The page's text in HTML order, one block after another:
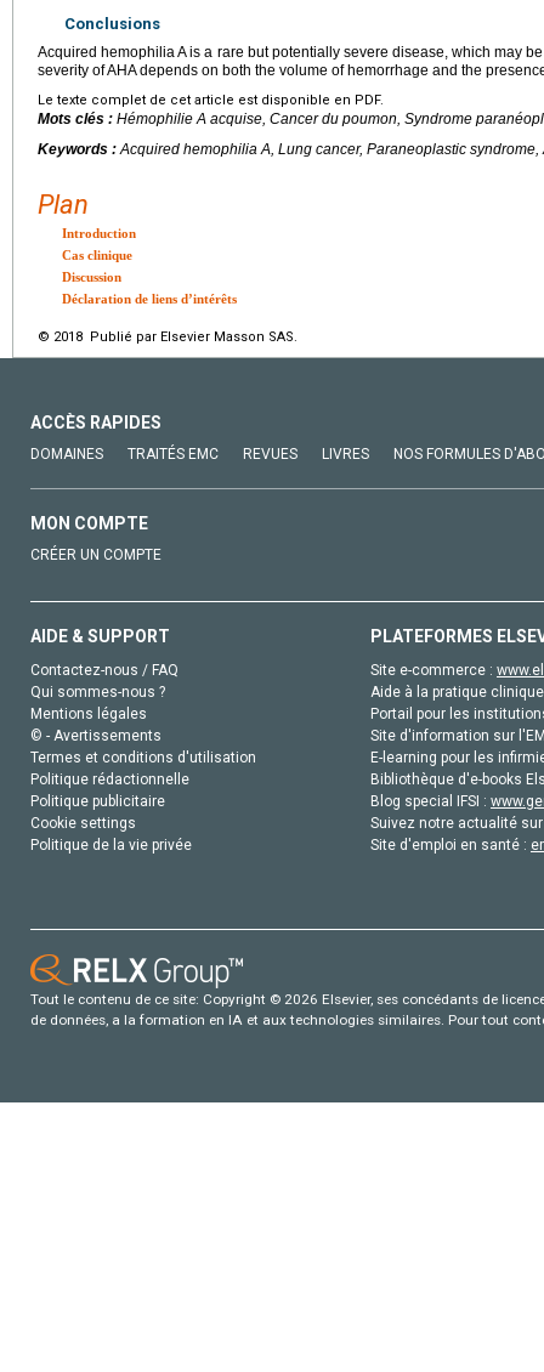
Conclusions
Acquired hemophilia A is a rare but potentially severe disease, which may
severity of AHA depends on both the volume of hemorrhage and the
Le texte complet de cet article est disponible en PDF.
Mots clés : Hémophilie A acquise, Cancer du poumon, Syndrome
Keywords :Acquired hemophilia A, Lung cancer, Paraneoplastic
Plan
Introduction
Cas clinique
Discussion
Déclaration de liens d’intérêts
© 2018 Publié par Elsevier Masson SAS.
ACCÈS RAPIDES
DOMAINES TRAITÉS EMC REVUES LIVRES NOS FORMULES
MON COMPTE
CRÉER UN COMPTE
AIDE & SUPPORT
Contactez-nous / FAQ
Qui sommes-nous ?
Mentions légales
© - Avertissements
Termes et conditions d'utilisation
Politique rédactionnelle
Politique publicitaire
Cookie settings
Politique de la vie privée
PLATEFORMES
Site e-commerce :
Aide à la pratique
Portail pour les
Site d'information sur
E-learning pour les
Bibliothèque d'e-books
Blog special IFSI :
Suivez notre actualité
Site d'emploi en santé :
Tout le contenu de ce site: Copyright © 2026 Elsevier, ses concédants de
de données, a la formation en IA et aux technologies similaires. Pour tout